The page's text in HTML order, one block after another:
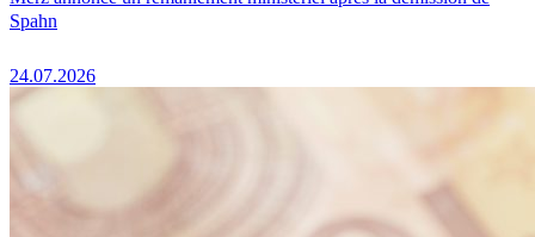
Spahn
24.07.2026